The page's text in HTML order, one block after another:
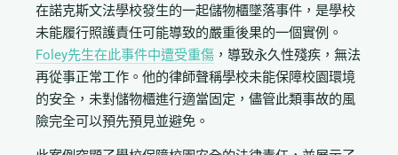
在諾克斯文法學校發生的一起儲物櫃墜落事件，是學校
未能履行照護責任可能導致的嚴重後果的一個實例。
Foley先生在此事件中遭受重傷 ，導致永久性殘疾，無法
再從事正常工作。他的律師聲稱學校未能保障校園環境
的安全，未對儲物櫃進行適當固定，儘管此類事故的風
險完全可以預先預見並避免。